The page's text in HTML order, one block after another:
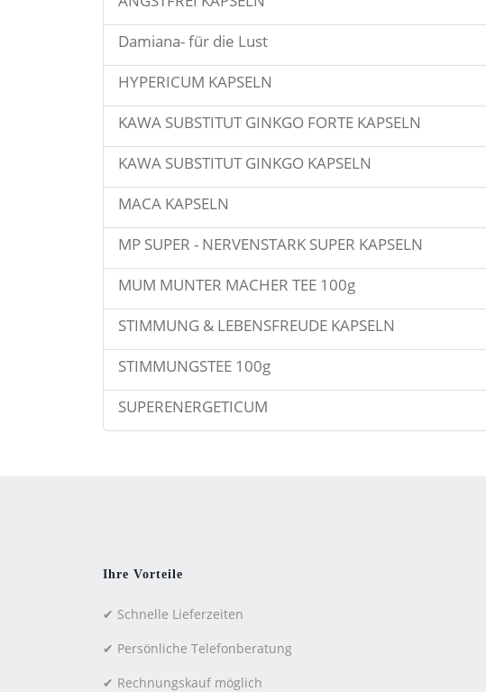
Damiana- für die Lust
HYPERICUM KAPSELN
KAWA SUBSTITUT GINKGO FORTE KAPSELN
KAWA SUBSTITUT GINKGO KAPSELN
MACA KAPSELN
MP SUPER - NERVENSTARK SUPER KAPSELN
MUM MUNTER MACHER TEE 100g
STIMMUNG & LEBENSFREUDE KAPSELN
STIMMUNGSTEE 100g
SUPERENERGETICUM
Ihre Vorteile
✔ Schnelle Lieferzeiten
✔ Persönliche Telefonberatung
✔ Rechnungskauf möglich